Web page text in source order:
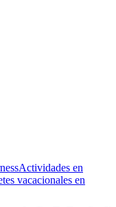
Actividades en
vacacionales en